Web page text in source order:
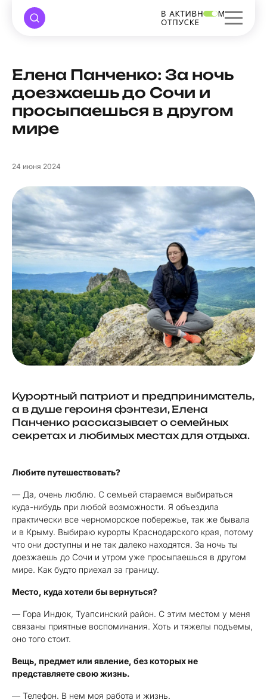
Елена Панченко: За ночь
доезжаешь до Сочи и
просыпаешься в другом
мире
24 июня 2024
Курортный патриот и предприниматель,
а в душе героиня фэнтези, Елена
Панченко рассказывает о семейных
секретах и любимых местах для отдыха.
Любите путешествовать?
— Да, очень люблю. С семьей стараемся выбираться
куда-нибудь при любой возможности. Я объездила
практически все черноморское побережье, так же бывала
и в Крыму. Выбираю курорты Краснодарского края, потому
что они доступны и не так далеко находятся. За ночь ты
доезжаешь до Сочи и утром уже просыпаешься в другом
мире. Как будто приехал за границу.
Место, куда хотели бы вернуться?
— Гора Индюк, Туапсинский район. С этим местом у меня
связаны приятные воспоминания. Хоть и тяжелы подъемы,
оно того стоит.
Вещь, предмет или явление, без которых не
представляете свою жизнь.
— Телефон. В нем моя работа и жизнь.